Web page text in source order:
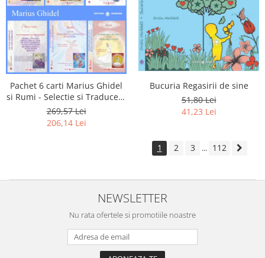
Pachet 6 carti Marius Ghidel
si Rumi - Selectie si Traducere
de Marius Ghidel
269,57 Lei
206,14 Lei
Bucuria Regasirii de sine
51,80 Lei
41,23 Lei
1 2 3 ... 112
NEWSLETTER
Nu rata ofertele si promotiile noastre